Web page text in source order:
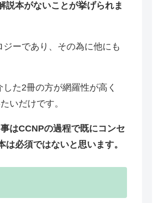
説本がないことが挙げられま
ーであり、その為に他にも
た2冊の方が網羅性が高く
いだけです。
はCCNPの過程で既にコンセ
必須ではないと思います。